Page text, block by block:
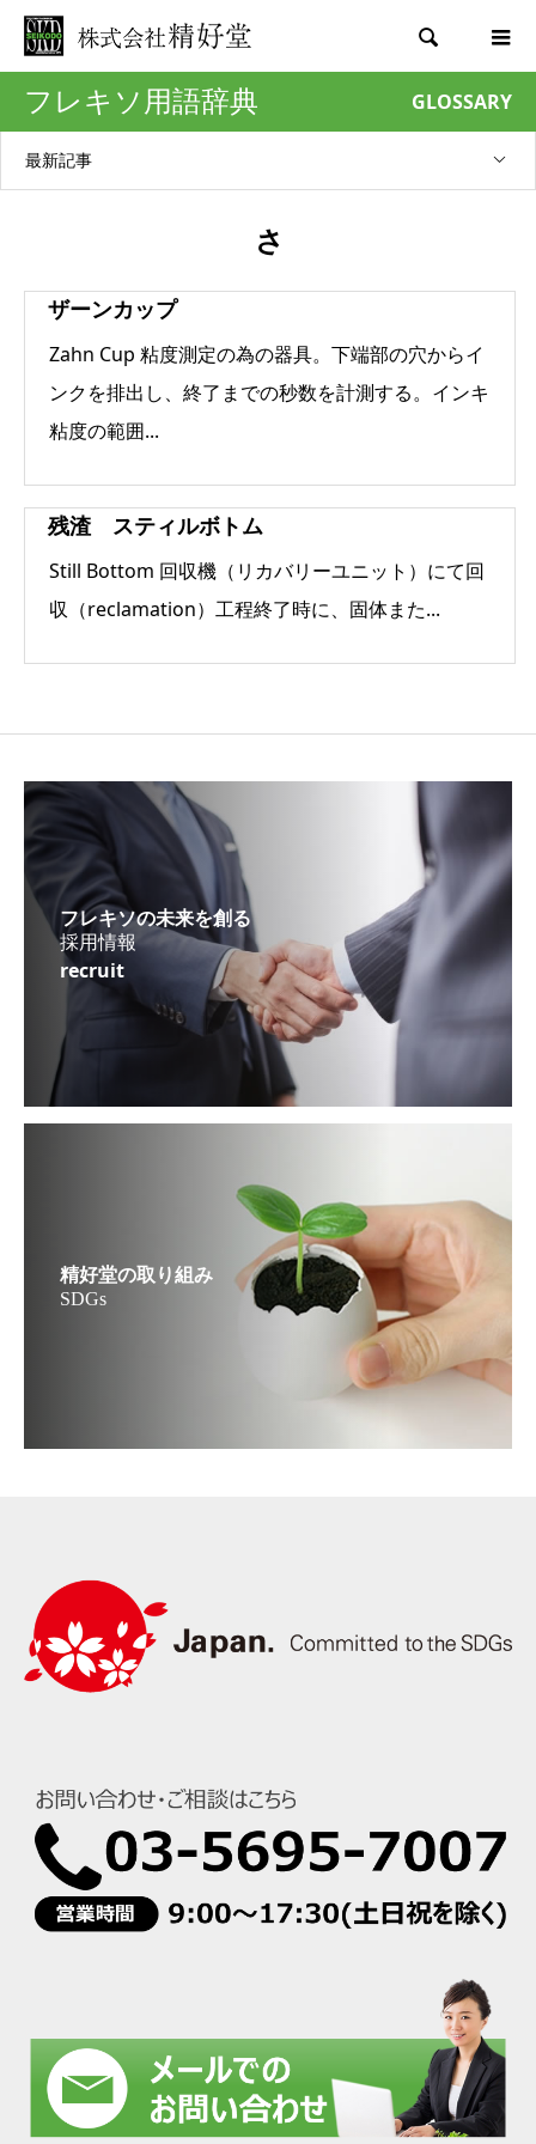

フレキソ用語辞典 GLOSSARY
最新記事
さ
ザーンカップ
Zahn Cup 粘度測定の為の器具。下端部の穴からイ
ンクを排出し、終了までの秒数を計測する。インキ
粘度の範囲...
残渣 スティルボトム
Still Bottom 回収機（リカバリーユニット）にて回
収（reclamation）工程終了時に、固体また...
フレキソの未来を創る
採用情報
recruit
精好堂の取り組み
SDGs